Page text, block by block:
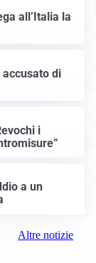
all’Italia la
di
i
a un
Altre notizie